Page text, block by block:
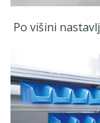
Po višini